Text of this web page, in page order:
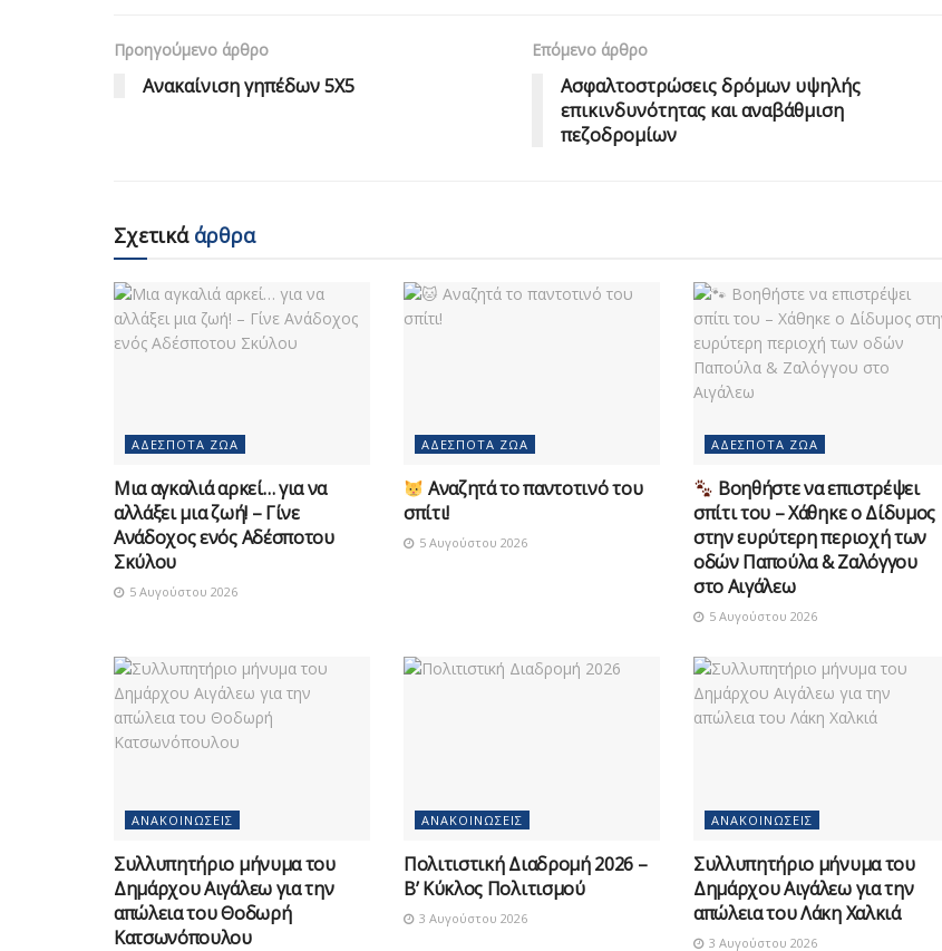
Προηγούμενο άρθρο
Ανακαίνιση γηπέδων 5Χ5
Επόμενο άρθρο
Aσφαλτοστρώσεις δρόμων υψηλής
επικινδυνότητας και αναβάθμιση
πεζοδρομίων
Σχετικάάρθρα
ΑΔΈΣΠΟΤΑ ΖΏΑ
Μια αγκαλιά αρκεί… για να
αλλάξει μια ζωή! – Γίνε
Ανάδοχος ενός Αδέσποτου
Σκύλου
5 Αυγούστου 2026
ΑΔΈΣΠΟΤΑ ΖΏΑ
Αναζητά το παντοτινό του
σπίτι!
5 Αυγούστου 2026
ΑΔΈΣΠΟΤΑ ΖΏΑ
Βοηθήστε να επιστρέψει
σπίτι του – Χάθηκε ο Δίδυμος
στην ευρύτερη περιοχή των
οδών Παπούλα & Ζαλόγγου
στο Αιγάλεω
5 Αυγούστου 2026
ΑΝΑΚΟΙΝΏΣΕΙΣ
Συλλυπητήριο μήνυμα του
Δημάρχου Αιγάλεω για την
απώλεια του Θοδωρή
Κατσωνόπουλου
ΑΝΑΚΟΙΝΏΣΕΙΣ
Πολιτιστική Διαδρομή 2026 –
Β’ Κύκλος Πολιτισμού
3 Αυγούστου 2026
ΑΝΑΚΟΙΝΏΣΕΙΣ
Συλλυπητήριο μήνυμα του
Δημάρχου Αιγάλεω για την
απώλεια του Λάκη Χαλκιά
3 Αυγούστου 2026